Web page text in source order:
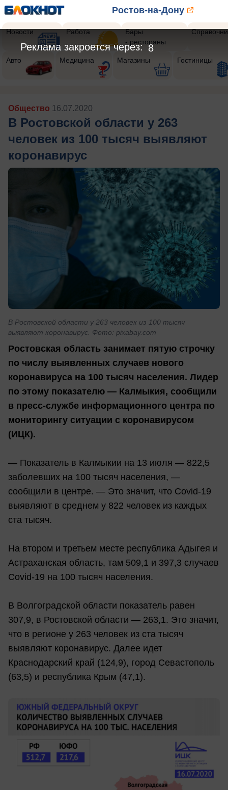
Ростов-на-Дону
Новости Работа
Бары
- рестораны
Авто Медицина Магазины Гостиницы
Общество 16.07.2020
В Ростовской области у 263
человек из 100 тысяч выявляют
коронавирус
В Ростовской области у 263 человек из 100 тысяч
выявляют коронавирус. Фото: pixabay.com
Ростовская область занимает пятую строчку
по числу выявленных случаев нового
коронавируса на 100 тысяч населения. Лидер
по этому показателю — Калмыкия, сообщили
в пресс-службе информационного центра по
мониторингу ситуации с коронавирусом
(ИЦК).
— Показатель в Калмыкии на 13 июля — 822,5
заболевших на 100 тысяч населения, —
сообщили в центре. — Это значит, что Covid-19
выявляют в среднем у 822 человек из каждых
ста тысяч.
На втором и третьем месте республика Адыгея и
Астраханская область, там 509,1 и 397,3 случаев
Covid-19 на 100 тысяч населения.
В Волгоградской области показатель равен
307,9, в Ростовской области — 263,1. Это значит,
что в регионе у 263 человек из ста тысяч
выявляют коронавирус. Далее идет
Краснодарский край (124,9), город Севастополь
(63,5) и республика Крым (47,1).
5
Реклама закроется через: